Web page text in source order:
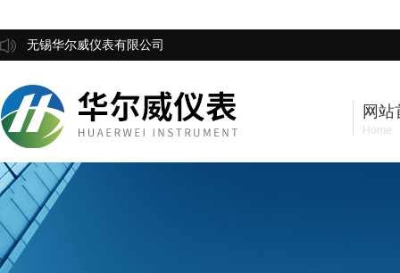
无锡华尔威仪表有限公司
网站
Home